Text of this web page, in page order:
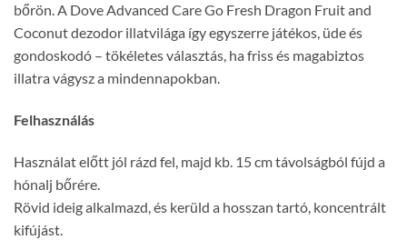
bőrön. A Dove Advanced Care Go Fresh Dragon Fruit and
Coconut dezodor illatvilága így egyszerre játékos, üde és
gondoskodó – tökéletes választás, ha friss és magabiztos
illatra vágysz a mindennapokban.
Felhasználás
Használat előtt jól rázd fel, majd kb. 15 cm távolságból fújd a
hónalj bőrére.
Rövid ideig alkalmazd, és kerüld a hosszan tartó, koncentrált
kifújást.